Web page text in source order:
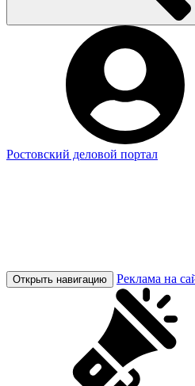
Ростовский деловой портал
Открыть навигацию Реклама на